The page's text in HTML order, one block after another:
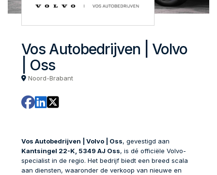
Vos Autobedrijven | Volvo
| Oss
Noord-Brabant
Vos Autobedrijven | Volvo | Oss, gevestigd aan
Kantsingel 22-K, 5349 AJ Oss, is dé officiële Volvo-
specialist in de regio. Het bedrijf biedt een breed scala
aan diensten, waaronder de verkoop van nieuwe en